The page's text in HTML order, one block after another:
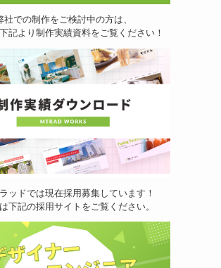
社での制作をご検討中の方は、
記より制作実績資料をご覧ください！
ッドでは現在採用募集しています！
下記の採用サイトをご覧ください。